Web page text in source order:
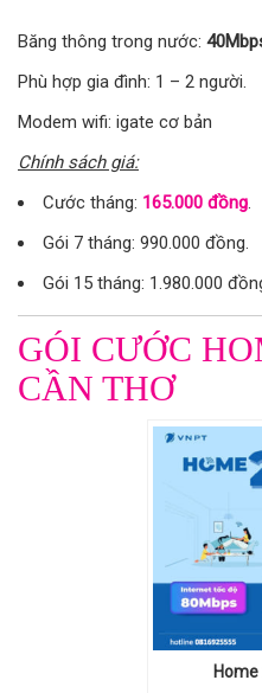
Băng thông trong nước:
Phù hợp gia đình: 1 – 2 người.
Modem wifi: igate cơ bản
Chính sách giá:
Cước tháng: 165.000 đồng.
Gói 7 tháng: 990.000 đồng.
Gói 15 tháng: 1.980.000
GÓI CƯỚC
CẦN THƠ
Home